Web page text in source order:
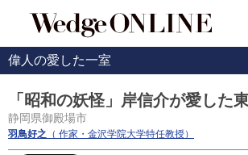
偉人の愛した一室
「昭和の妖怪」岸信介が愛した
静岡県御殿場市
羽鳥好之 （ 作家・金沢学院大学特任教授）